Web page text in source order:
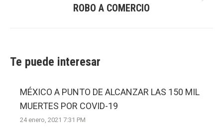
post:
ROBO A COMERCIO
Te puede interesar
MÉXICO A PUNTO DE ALCANZAR LAS 150 MIL
MUERTES POR COVID-19
24 enero, 2021 7:31 PM